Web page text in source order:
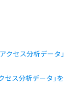
セス分析データ」を